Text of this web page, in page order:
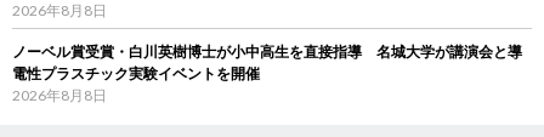
2026年8月8日
ノーベル賞受賞・白川英樹博士が小中高生を直接指導 名城大学が講演会と導
電性プラスチック実験イベントを開催
2026年8月8日